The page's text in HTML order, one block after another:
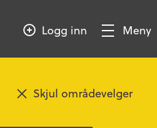
Skjul områdevelger
Logg inn
Vis/SkjulMeny